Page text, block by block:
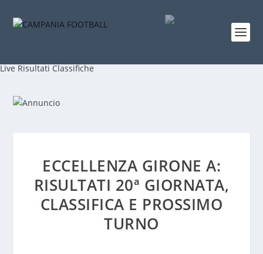
Live Risultati Classifiche
ECCELLENZA GIRONE A:
RISULTATI 20ª GIORNATA,
CLASSIFICA E PROSSIMO
TURNO